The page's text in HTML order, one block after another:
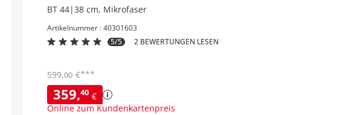
BT 44|38 cm, Mikrofaser
Artikelnummer : 40301603
5/5
2 BEWERTUNGEN LESEN
359,40 €
Online zum Kundenkartenpreis
599,00 €***